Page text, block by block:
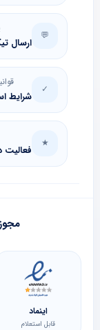
💬 ارسال
✓ شرایط
★ فعالیت
اینماد
قابل استعلام